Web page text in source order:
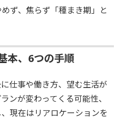
ず、焦らず「種まき期」と
本、6つの手順
仕事や働き方、望む生活が
ンが変わってくる可能性、
現在はリアロケーションを